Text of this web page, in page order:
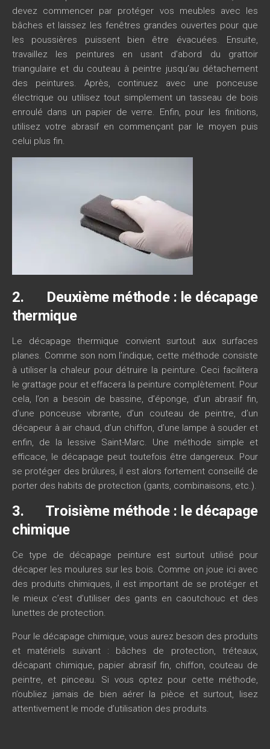
devez commencer par protéger vos meubles avec les
bâches et laissez les fenêtres grandes ouvertes pour que
les poussières puissent bien être évacuées. Ensuite,
travaillez les peintures en usant d’abord du grattoir
triangulaire et du couteau à peintre jusqu’au détachement
des peintures. Après, continuez avec une ponceuse
électrique ou utilisez tout simplement un tasseau de bois
enroulé dans un papier de verre. Enfin, pour les finitions,
utilisez votre abrasif en commençant par le moyen puis
celui plus fin.
2. Deuxième méthode : le décapage
thermique
Le décapage thermique convient surtout aux surfaces
planes. Comme son nom l’indique, cette méthode consiste
à utiliser la chaleur pour détruire la peinture. Ceci facilitera
le grattage pour et effacera la peinture complètement. Pour
cela, l’on a besoin de bassine, d’éponge, d’un abrasif fin,
d’une ponceuse vibrante, d’un couteau de peintre, d’un
décapeur à air chaud, d’un chiffon, d’une lampe à souder et
enfin, de la lessive Saint-Marc. Une méthode simple et
efficace, le décapage peut toutefois être dangereux. Pour
se protéger des brûlures, il est alors fortement conseillé de
porter des habits de protection (gants, combinaisons, etc.).
3. Troisième méthode : le décapage
chimique
Ce type de décapage peinture est surtout utilisé pour
décaper les moulures sur les bois. Comme on joue ici avec
des produits chimiques, il est important de se protéger et
le mieux c’est d’utiliser des gants en caoutchouc et des
lunettes de protection.
Pour le décapage chimique, vous aurez besoin des produits
et matériels suivant : bâches de protection, tréteaux,
décapant chimique, papier abrasif fin, chiffon, couteau de
peintre, et pinceau. Si vous optez pour cette méthode,
n’oubliez jamais de bien aérer la pièce et surtout, lisez
attentivement le mode d’utilisation des produits.